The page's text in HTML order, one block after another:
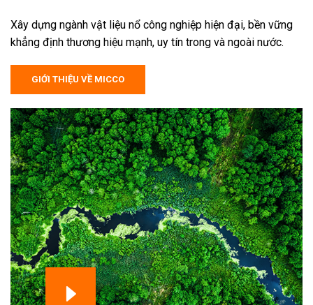
Xây dựng ngành vật liệu nổ công nghiệp hiện đại, bền vững
khẳng định thương hiệu mạnh, uy tín trong và ngoài nước.
GIỚI THIỆU VỀ MICCO